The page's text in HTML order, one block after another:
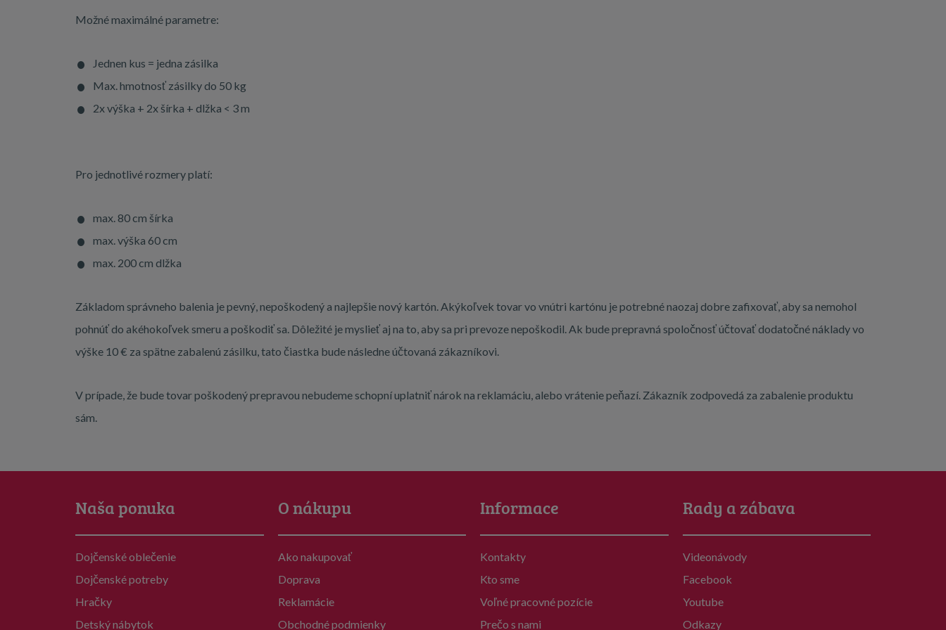
Možné maximálné parametre:
Jednen kus = jedna zásilka
Max. hmotnosť zásilky do 50 kg
2x výška + 2x šírka + dlžka < 3 m
Pro jednotlivé rozmery platí:
max. 80 cm šírka
max. výška 60 cm
max. 200 cm dlžka
Základom správneho balenia je pevný, nepoškodený a najlepšie nový kartón. Akýkoľvek tovar vo vnútri kartónu je potrebné naozaj dobre zafixovať, aby sa nemohol
pohnúť do akéhokoľvek smeru a poškodiť sa. Dôležité je myslieť aj na to, aby sa pri prevoze nepoškodil. Ak bude prepravná spoločnosť účtovať dodatočné náklady vo
výške 10 € za spätne zabalenú zásilku, tato čiastka bude následne účtovaná zákazníkovi.
V prípade, že bude tovar poškodený prepravou nebudeme schopní uplatniť nárok na reklamáciu, alebo vrátenie peňazí. Zákazník zodpovedá za zabalenie produktu
sám.
Naša ponuka
Dojčenské oblečenie
Dojčenské potreby
Hračky
Detský nábytok
O nákupu
Ako nakupovať
Doprava
Reklamácie
Obchodné podmienky
Informace
Kontakty
Kto sme
Voľné pracovné pozície
Prečo s nami
Rady a zábava
Videonávody
Facebook
Youtube
Odkazy